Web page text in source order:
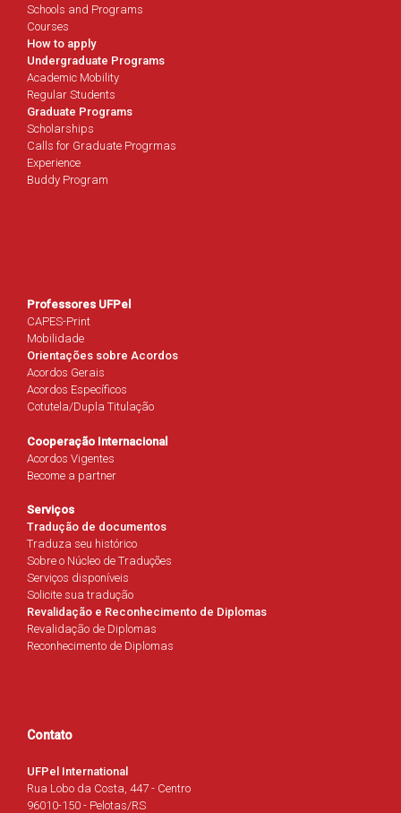
Schools and Programs
Courses
How to apply
Undergraduate Programs
Academic Mobility
Regular Students
Graduate Programs
Scholarships
Calls for Graduate Progrmas
Experience
Buddy Program
Professores UFPel
CAPES-Print
Mobilidade
Orientações sobre Acordos
Acordos Gerais
Acordos Específicos
Cotutela/Dupla Titulação
Cooperação Internacional
Acordos Vigentes
Become a partner
Serviços
Tradução de documentos
Traduza seu histórico
Sobre o Núcleo de Traduções
Serviços disponíveis
Solicite sua tradução
Revalidação e Reconhecimento de Diplomas
Revalidação de Diplomas
Reconhecimento de Diplomas
Contato
UFPel International
Rua Lobo da Costa, 447 - Centro
96010-150 - Pelotas/RS